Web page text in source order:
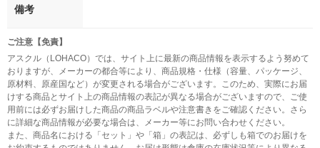
備考
ご注意【免責】
アスクル（LOHACO）では、サイト上に最新の商品情報を表示するよう努めて
おりますが、メーカーの都合等により、商品規格・仕様（容量、パッケージ、
原材料、原産国など）が変更される場合がございます。このため、実際にお届
けする商品とサイト上の商品情報の表記が異なる場合がございますので、ご使
用前には必ずお届けした商品の商品ラベルや注意書きをご確認ください。さら
に詳細な商品情報が必要な場合は、メーカー等にお問い合わせください。
また、商品名における「セット」や「箱」の表記は、必ずしも箱でのお届けを